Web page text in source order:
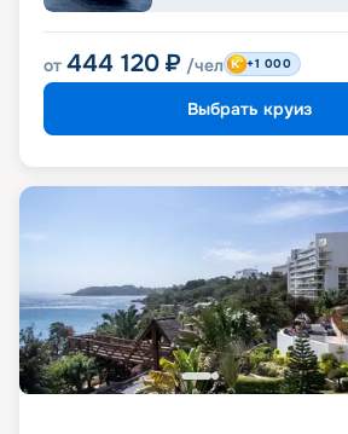
от 444 120 ₽ /чел +1 000
Выбрать круиз